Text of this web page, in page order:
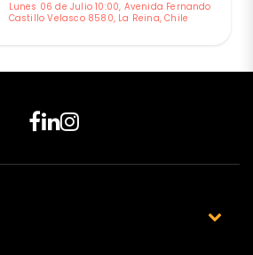
Lunes 06 de Julio 10:00, Avenida Fernando
Castillo Velasco 8580, La Reina, Chile